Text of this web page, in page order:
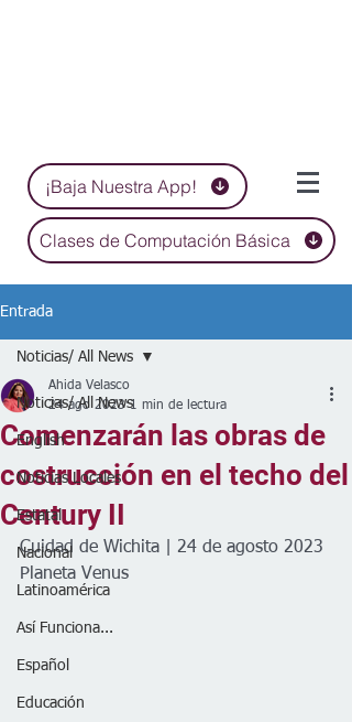
¡Baja Nuestra App!
Clases de Computación Básica
Entrada
Noticias/ All News
English
Noticias Locales
Estatal
Nacional
Latinoamérica
Así Funciona...
Español
Educación
Noticias/ All News
Comenzarán las obras de
costrucción en el techo del
Century II
Ahida Velasco
24 ago 2023 1 min de lectura
Cuidad de Wichita | 24 de agosto 2023
Planeta Venus